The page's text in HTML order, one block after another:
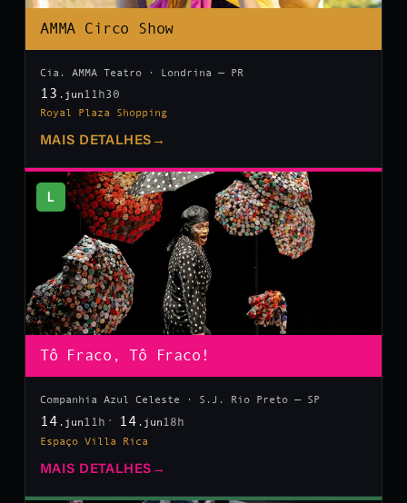
AMMA Circo Show
Cia. AMMA Teatro · Londrina — PR
13 .jun 11h30
Royal Plaza Shopping
MAIS DETALHES →
L
Tô Fraco, Tô Fraco!
Companhia Azul Celeste · S.J. Rio Preto — SP
14 .jun 11h 14 .jun 18h
Espaço Villa Rica
MAIS DETALHES →